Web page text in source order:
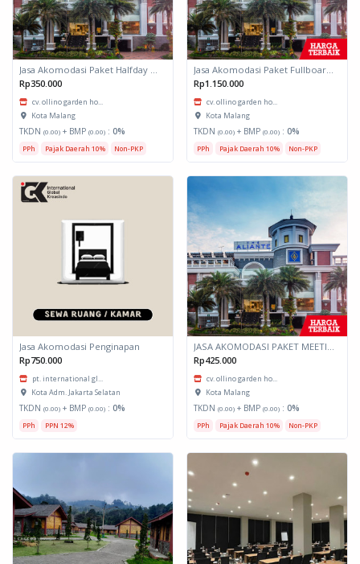
Rp350.000
cv. ollino garden ho...
Kota Malang
TKDN (0.00) + BMP (0.00) : 0%
PPh Pajak Daerah 10% Non-PKP
Rp1.150.000
cv. ollino garden ho...
Kota Malang
TKDN (0.00) + BMP (0.00) : 0%
PPh Pajak Daerah 10% Non-PKP
Jasa Akomodasi Penginapan
Rp750.000
pt. international gl...
Kota Adm. Jakarta Selatan
TKDN (0.00) + BMP (0.00) : 0%
PPh PPN 12%
Rp425.000
cv. ollino garden ho...
Kota Malang
TKDN (0.00) + BMP (0.00) : 0%
PPh Pajak Daerah 10% Non-PKP